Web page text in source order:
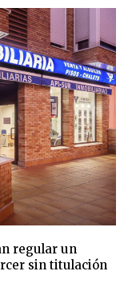
regular un
sin titulación